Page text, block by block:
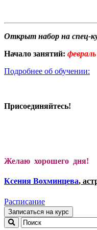
Открыт набор на спец-
Начало занятий:
Подробнее об обучении:
Присоединяйтесь!
Желаю хорошего дня!
Ксения Вохминцева,
Расписание
Записаться на курс